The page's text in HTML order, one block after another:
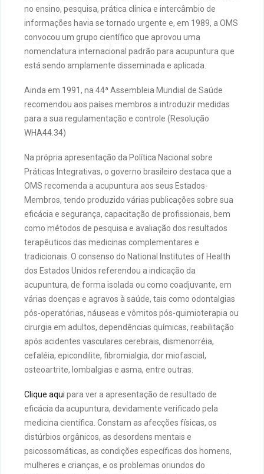
no ensino, pesquisa, prática clínica e intercâmbio de
informações havia se tornado urgente e, em 1989, a OMS
convocou um grupo científico que aprovou uma
nomenclatura internacional padrão para acupuntura que
está sendo amplamente disseminada e aplicada.
Ainda em 1991, na 44ª Assembleia Mundial de Saúde
recomendou aos países membros a introduzir medidas
para a sua regulamentação e controle (Resolução
WHA44.34)
Na própria apresentação da Política Nacional sobre
Práticas Integrativas, o governo brasileiro destaca que a
OMS recomenda a acupuntura aos seus Estados-
Membros, tendo produzido várias publicações sobre sua
eficácia e segurança, capacitação de profissionais, bem
como métodos de pesquisa e avaliação dos resultados
terapêuticos das medicinas complementares e
tradicionais. O consenso do National Institutes of Health
dos Estados Unidos referendou a indicação da
acupuntura, de forma isolada ou como coadjuvante, em
várias doenças e agravos à saúde, tais como odontalgias
pós-operatórias, náuseas e vômitos pós-quimioterapia ou
cirurgia em adultos, dependências químicas, reabilitação
após acidentes vasculares cerebrais, dismenorréia,
cefaléia, epicondilite, fibromialgia, dor miofascial,
osteoartrite, lombalgias e asma, entre outras.
Clique aqui para ver a apresentação de resultado de
eficácia da acupuntura, devidamente verificado pela
medicina científica. Constam as afecções físicas, os
distúrbios orgânicos, as desordens mentais e
psicossomáticas, as condições específicas dos homens,
mulheres e crianças, e os problemas oriundos do